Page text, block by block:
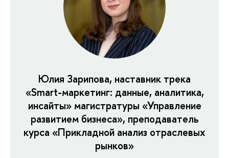
Юлия Зарипова, наставник трека
«Smart-маркетинг: данные, аналитика,
инсайты» магистратуры «Управление
развитием бизнеса», преподаватель
курса «Прикладной анализ отраслевых
рынков»